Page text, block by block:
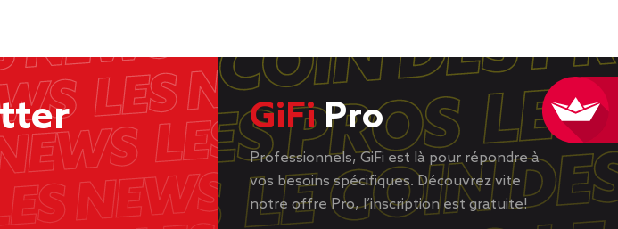
GiFiPro
Professionnels, GiFi est là pour répondre à
vos besoins spécifiques. Découvrez vite
notre offre Pro, l’inscription est gratuite!